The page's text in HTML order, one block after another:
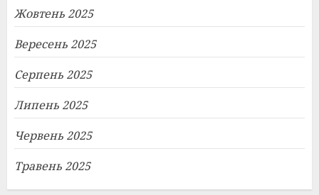
Жовтень 2025
Вересень 2025
Серпень 2025
Липень 2025
Червень 2025
Травень 2025